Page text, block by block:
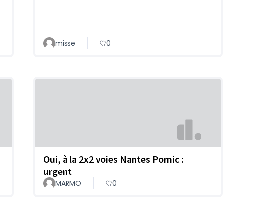
misse 0
Oui, à la 2x2 voies Nantes Pornic :
urgent
MARMO 0